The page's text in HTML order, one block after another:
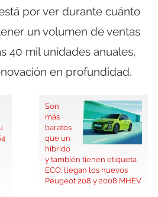
por ver durante cuánto
un volumen de ventas
40 mil unidades anuales,
en profundidad.
Son
más
baratos
que un
híbrido
y también tienen etiqueta
ECO: llegan los nuevos
Peugeot 208 y 2008 MHEV